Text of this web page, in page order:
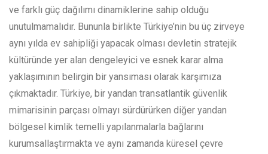
ve farklı güç dağılımı dinamiklerine sahip olduğu
unutulmamalıdır. Bununla birlikte Türkiye’nin bu üç zirveye
aynı yılda ev sahipliği yapacak olması devletin stratejik
kültüründe yer alan dengeleyici ve esnek karar alma
yaklaşımının belirgin bir yansıması olarak karşımıza
çıkmaktadır. Türkiye, bir yandan transatlantik güvenlik
mimarisinin parçası olmayı sürdürürken diğer yandan
bölgesel kimlik temelli yapılanmalarla bağlarını
kurumsallaştırmakta ve aynı zamanda küresel çevre